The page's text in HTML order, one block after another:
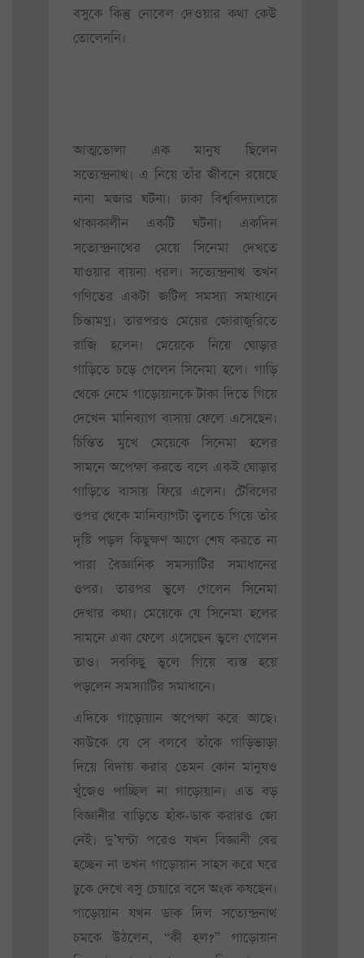
বসুকে কিন্তু নোবেল দেওয়ার কথা কেউ
তোলেননি।
আত্মভোলা এক মানুষ ছিলেন
সত্যেন্দ্রনাথ। এ নিয়ে তাঁর জীবনে রয়েছে
নানা মজার ঘটনা। ঢাকা বিশ্ববিদ্যালয়ে
থাকাকালীন একটি ঘটনা। একদিন
সত্যেন্দ্রনাথের মেয়ে সিনেমা দেখতে
যাওয়ার বায়না ধরল। সত্যেন্দ্রনাথ তখন
গণিতের একটা জটিল সমস্যা সমাধানে
চিন্তামগ্ন। তারপরও মেয়ের জোরাজুরিতে
রাজি হলেন। মেয়েকে নিয়ে ঘোড়ার
গাড়িতে চড়ে গেলেন সিনেমা হলে। গাড়ি
থেকে নেমে গাড়োয়ানকে টাকা দিতে গিয়ে
দেখেন মানিব্যাগ বাসায় ফেলে এসেছেন।
চিন্তিত মুখে মেয়েকে সিনেমা হলের
সামনে অপেক্ষা করতে বলে একই ঘোড়ার
গাড়িতে বাসায় ফিরে এলেন। টেবিলের
ওপর থেকে মানিব্যাগটা তুলতে গিয়ে তাঁর
দৃষ্টি পড়ল কিছুক্ষণ আগে শেষ করতে না
পারা বৈজ্ঞানিক সমস্যাটির সমাধানের
ওপর। তারপর ভুলে গেলেন সিনেমা
দেখার কথা। মেয়েকে যে সিনেমা হলের
সামনে একা ফেলে এসেছেন ভুলে গেলেন
তাও। সবকিছু ভুলে গিয়ে ব্যস্ত হয়ে
পড়লেন সমস্যাটির সমাধানে।
এদিকে গাড়োয়ান অপেক্ষা করে আছে।
কাউকে যে সে বলবে তাঁকে গাড়িভাড়া
দিয়ে বিদায় করার তেমন কোন মানুষও
খুঁজেও পাচ্ছিল না গাড়োয়ান। এত বড়
বিজ্ঞানীর বাড়িতে হাঁক-ডাক করারও জো
নেই। দু’ঘন্টা পরেও যখন বিজ্ঞানী বের
হচ্ছেন না তখন গাড়োয়ান সাহস করে ঘরে
ঢুকে দেখে বসু চেয়ারে বসে অংক কষছেন।
গাড়োয়ান যখন ডাক দিল সত্যেন্দ্রনাথ
চমকে উঠলেন, “কী হল?” গাড়োয়ান